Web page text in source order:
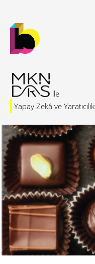
Yapay Zekâ ve Yaratıcılık